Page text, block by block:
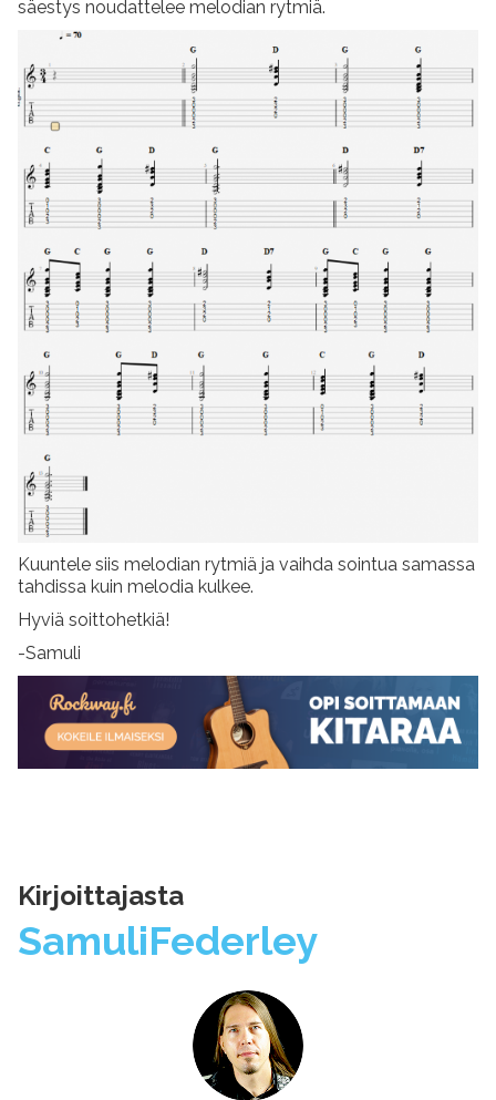
säestys noudattelee melodian rytmiä.
Kuuntele siis melodian rytmiä ja vaihda sointua samassa
tahdissa kuin melodia kulkee.
Hyviä soittohetkiä!
-Samuli
Kirjoittajasta
SamuliFederley